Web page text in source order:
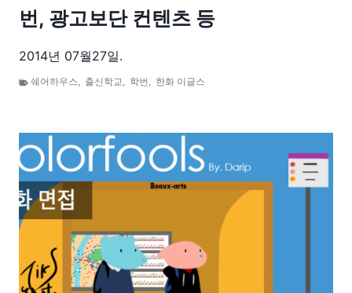
번, 광고보단 컨텐츠 등
2014년 07월27일.
쉐어하우스, 출신학교, 학번 , 한화 이글스